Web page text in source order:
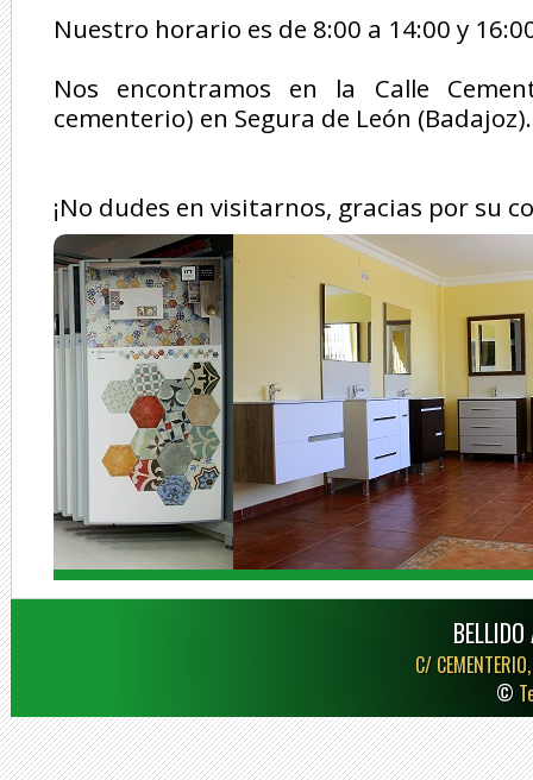
Nuestro horario es de 8:00 a 14:00 y
Nos encontramos en la Calle
cementerio) en Segura de León (Badajoz).
¡No dudes en visitarnos, gracias por su
C/
©